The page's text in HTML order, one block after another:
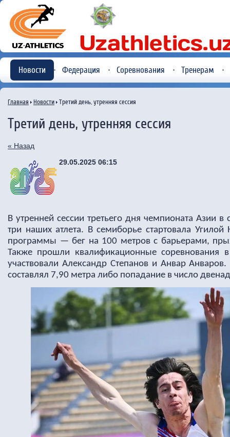
Новости Федерация Соревнования Тренерам
Главная Новости Третий день, утренняя сессия
Третий день, утренняя сессия
« Назад
29.05.2025 06:15
В утренней сессии третьего дня чемпионата Азии в
три наших атлета. В семиборье стартовала Угилой
программы — бег на 100 метров с барьерами,
Также прошли квалификационные соревнования
участвовали Александр Степанов и Анвар
составлял 7,90 метра либо попадание в число